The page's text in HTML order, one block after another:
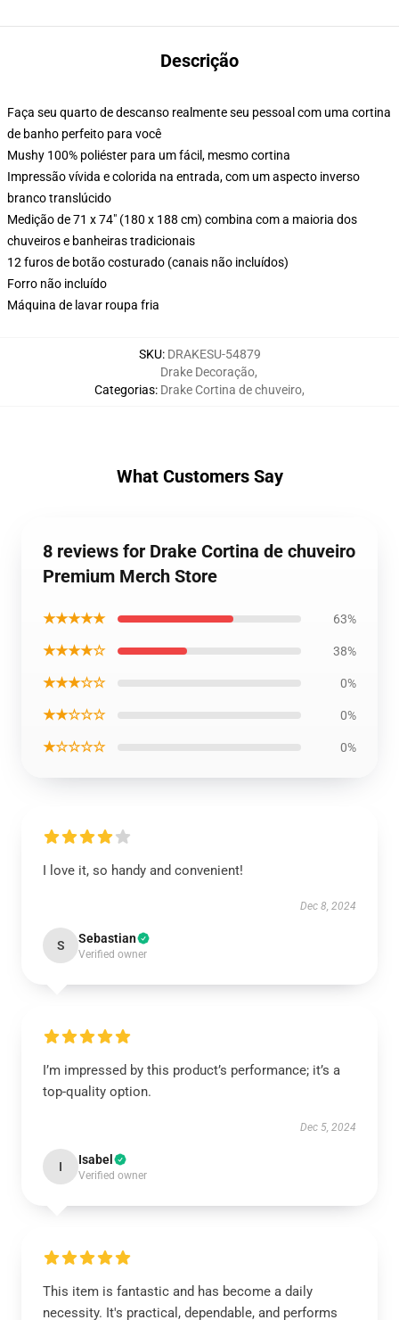
Descrição
Faça seu quarto de descanso realmente seu pessoal com uma cortina
de banho perfeito para você
Mushy 100% poliéster para um fácil, mesmo cortina
Impressão vívida e colorida na entrada, com um aspecto inverso
branco translúcido
Medição de 71 x 74" (180 x 188 cm) combina com a maioria dos
chuveiros e banheiras tradicionais
12 furos de botão costurado (canais não incluídos)
Forro não incluído
Máquina de lavar roupa fria
SKU: DRAKESU-54879
Categorias:
Drake Decoração,
Drake Cortina de chuveiro,
What Customers Say
8 reviews for Drake Cortina de chuveiro
Premium Merch Store
★★★★★ 63%
★★★★☆ 38%
★★★☆☆ 0%
★★☆☆☆ 0%
★☆☆☆☆ 0%
I love it, so handy and convenient!
Dec 8, 2024
S Sebastian
Verified owner
I’m impressed by this product’s performance; it’s a
top-quality option.
Dec 5, 2024
I Isabel
Verified owner
This item is fantastic and has become a daily
necessity. It's practical, dependable, and performs